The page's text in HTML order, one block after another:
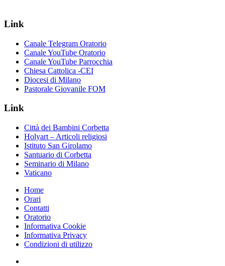
Link
Canale Telegram Oratorio
Canale YouTube Oratorio
Canale YouTube Parrocchia
Chiesa Cattolica -CEI
Diocesi di Milano
Pastorale Giovanile FOM
Link
Città dei Bambini Corbetta
Holyart – Articoli religiosi
Istituto San Girolamo
Santuario di Corbetta
Seminario di Milano
Vaticano
Home
Orari
Contatti
Oratorio
Informativa Cookie
Informativa Privacy
Condizioni di utilizzo